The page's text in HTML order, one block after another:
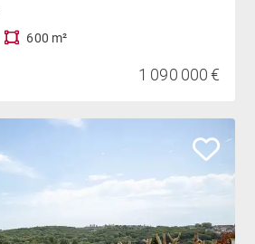
600 m²
1 090 000 €